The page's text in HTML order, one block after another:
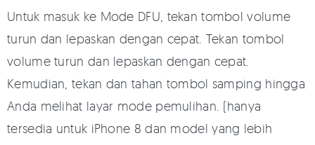
Untuk masuk ke Mode DFU, tekan tombol volume
turun dan lepaskan dengan cepat. Tekan tombol
volume turun dan lepaskan dengan cepat.
Kemudian, tekan dan tahan tombol samping hingga
Anda melihat layar mode pemulihan. (hanya
tersedia untuk iPhone 8 dan model yang lebih